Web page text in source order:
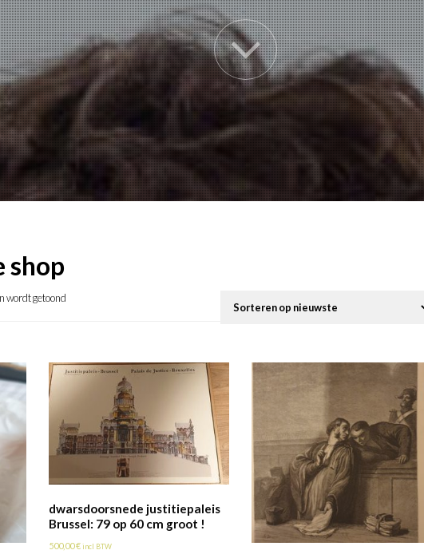
shop
wordt getoond
dwarsdoorsnede justitiepaleis
Brussel: 79 op 60 cm groot !
500,00€incl BTW